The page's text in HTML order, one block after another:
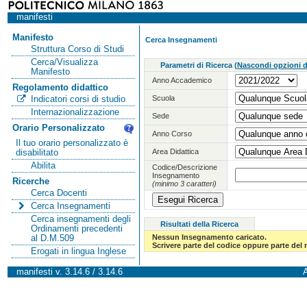
manifesti
Manifesto
Struttura Corso di Studi
Cerca/Visualizza
Manifesto
Regolamento didattico
Indicatori corsi di studio
Internazionalizzazione
Orario Personalizzato
Il tuo orario personalizzato è
disabilitato
Abilita
Ricerche
Cerca Docenti
Cerca Insegnamenti
Cerca insegnamenti degli
Ordinamenti precedenti
al D.M.509
Erogati in lingua Inglese
Cerca Insegnamenti
Parametri di Ricerca (Nascondi opzioni
Anno Accademico
Scuola
Sede
Anno Corso
Area Didattica
Codice/Descrizione
Insegnamento
(minimo 3 caratteri)
Risultati della Ricerca
Nessun Insegnamento caricato.
Scrivere parte del codice oppure parte
manifesti v. 3.14.6 / 3.14.6